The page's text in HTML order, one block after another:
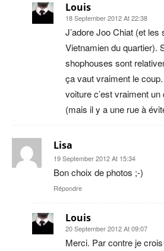
Louis
18 September 2012 At 22:38
J’adore Joo Chiat (et
Vietnamien du quartier).
shophouses sont
ça vaut vraiment le
voiture c’est vraiment
(mais il y a une rue à
Lisa
19 September 2012 At 15:34
Bon choix de photos ;-)
Répondre
Louis
20 September 2012 At 09:07
Merci. Par contre je crois